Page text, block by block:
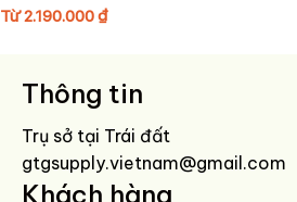
Từ2.190.000₫
Thông tin
Trụ sở tại Trái đất
gtgsupply.vietnam@gmail.com
Khách hàng